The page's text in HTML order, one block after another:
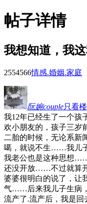
帖子详情
我想知道，我
2554566情感.婚姻.家庭
阮婉couple只看
我12年已经生了一个孩
欢小朋友的，孩子三
二胎的时候，无论系新
噶，就说不生……我儿
我老公也是这种思想
还没开放……不过就算
婆婆很明白的说了，
气……后来我儿子生病
流产了.流产后，我是